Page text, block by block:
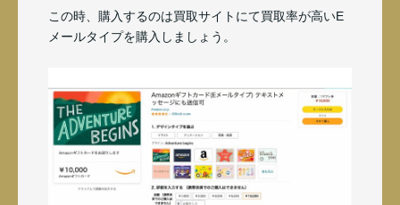
この時、購入するのは買取サイトにて買取率が高いE
メールタイプを購入しましょう。